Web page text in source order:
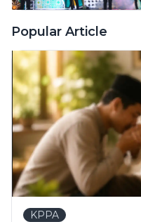
Popular Article
KPPA